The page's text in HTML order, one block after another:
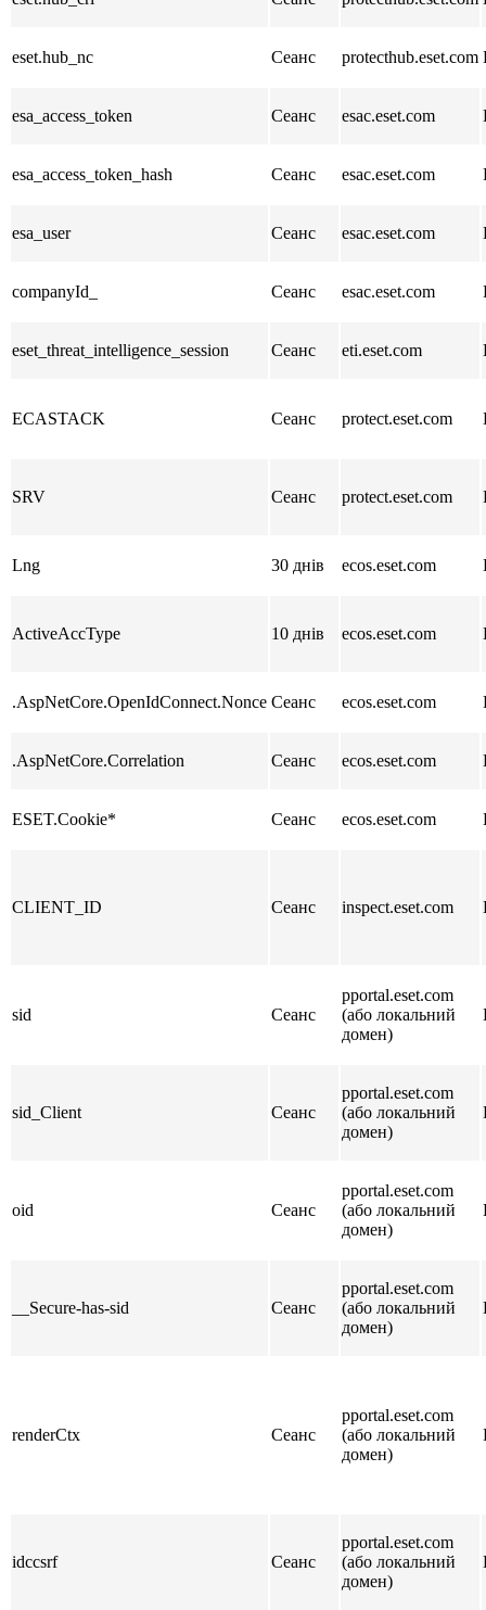
eset.hub_nc Сеанс protecthub.eset.com
esa_access_token Сеанс esac.eset.com
esa_access_token_hash Сеанс esac.eset.com
esa_user Сеанс esac.eset.com
companyId_ Сеанс esac.eset.com
eset_threat_intelligence_session Сеанс eti.eset.com
ECASTACK Сеанс protect.eset.com
SRV Сеанс protect.eset.com
Lng 30 днів ecos.eset.com
ActiveAccType 10 днів ecos.eset.com
.AspNetCore.OpenIdConnect.Nonce Сеанс ecos.eset.com
.AspNetCore.Correlation Сеанс ecos.eset.com
ESET.Cookie* Сеанс ecos.eset.com
CLIENT_ID Сеанс inspect.eset.com
sid Сеанс
pportal.eset.com
(або локальний
домен)
sid_Client Сеанс
pportal.eset.com
(або локальний
домен)
oid Сеанс
pportal.eset.com
(або локальний
домен)
__Secure-has-sid Сеанс
pportal.eset.com
(або локальний
домен)
renderCtx Сеанс
pportal.eset.com
(або локальний
домен)
idccsrf Сеанс
pportal.eset.com
(або локальний
домен)